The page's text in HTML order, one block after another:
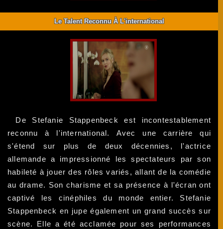
Le Talent Reconnu À L'international
De Stefanie Stappenbeck est incontestablement
reconnu à l'international. Avec une carrière qui
s'étend sur plus de deux décennies, l'actrice
allemande a impressionné les spectateurs par son
habileté à jouer des rôles variés, allant de la comédie
au drame. Son charisme et sa présence à l'écran ont
captivé les cinéphiles du monde entier. Stefanie
Stappenbeck en jupe également un grand succès sur
scène. Elle a été acclamée pour ses performances